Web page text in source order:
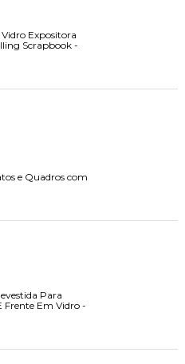
Expositora
Scrapbook -
e Quadros com
Para
Frente Em Vidro -